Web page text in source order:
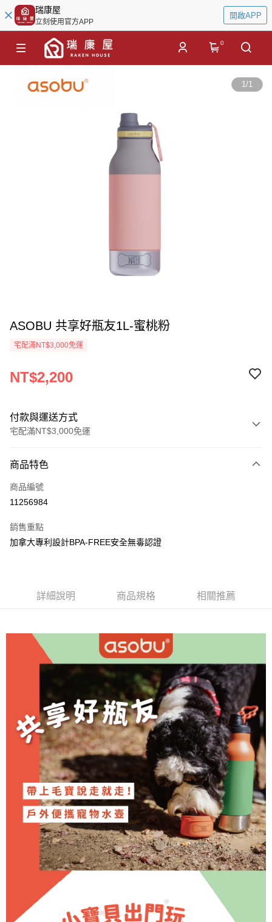
瑞康屋
立刻使用官方APP
開啟APP
0
1/1
ASOBU 共享好瓶友1L-蜜桃粉
宅配滿NT$3,000免運
NT$2,200
付款與運送方式
宅配滿NT$3,000免運
信用卡一次付款
信用卡分期付款
合作金庫商業銀行
華南商業銀行
彰化商業銀行
匯豐（台灣）商業銀行
華泰商業銀行
玉山商業銀行
星展（台灣）商業銀行
台新國際商業銀行
中國信託商業銀行
台灣樂天信用卡公司
LINE Pay
【關於「AFTEE先享後付」】
AFTEE先享後付是「在收到商品之後才付款」的支付方式。 讓您購物簡單
便利好安心！
１．簡單：不需註冊會員、不需綁卡、不需儲值。
２．便利：只要手機號碼，簡訊認證，即可結帳。
３．安心：先確認商品／服務後，再付款。
【「AFTEE先享後付」結帳流程】
１．於結帳方式選擇「AFTEE先享後付」後，將跳轉至「AFTEE先享後付」
結帳頁面，進行簡訊認證並確認金額後，即可完成結帳。
２．訂單成立數日內，您將收到繳費通知簡訊。
３．收到繳費通知簡訊後14天內，點擊此簡訊中的連結，可透過四大超商／
ATM／網路銀行／等多元方式進行付款，方視為交易完成。
※ 請注意：結帳手續完成當下不需立刻繳費，但若您需要取消訂單，請聯絡
購買商品的店家。未經商家同意取消之訂單仍視為有效，需透過AFTEE先享
後付繳納相關費用。
※ 交易是否成功請以「AFTEE先享後付 」之結帳頁面顯示為準，若有關於
是否繳費成功／繳費後需取消欲退款等相關疑問，請聯繫「AFTEE先享後付
客戶支援中心」https://netprotections.freshdesk.com/support/home
【注意事項】
１．透過由恩沛科技股份有限公司提供之「AFTEE先享後付」服務完成之交
易，需依本服務之必要範圍內提供個人資料，並將交易相關給付款項請求債
權轉讓予恩沛科技股份有限公司。
２．關於個人資料處理事宜，請瀏覽以下網址：
https://aftee.tw/terms/#terms3
３．未成年的使用者請事先徵得法定代理人或監護人之同意方可使用
ATM付款
運送方式
每筆NT$130，滿NT$3,000(含以上)免運費
離島配送
每筆NT$250
商品特色
商品編號
11256984
銷售重點
加拿大專利設計BPA-FREE安全無毒認證
詳細說明 商品規格 相關推薦